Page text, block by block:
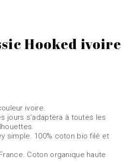
Hooked ivoire
ivoire.
jours s’adaptera à toutes les
simple. 100% coton bio filé et
Coton organique haute